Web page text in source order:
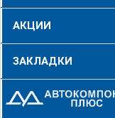
АКЦИИ
ЗАКЛАДКИ